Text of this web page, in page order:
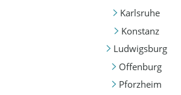
Karlsruhe
Konstanz
Ludwigsburg
Offenburg
Pforzheim